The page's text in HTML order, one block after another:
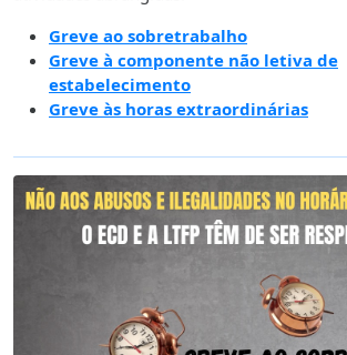
Greve ao sobretrabalho
Greve à componente não letiva de
estabelecimento
Greve às horas extraordinárias